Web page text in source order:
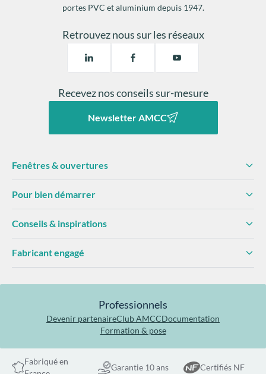
portes PVC et aluminium depuis 1947.
Retrouvez nous sur les réseaux
Recevez nos conseils sur-mesure
Newsletter AMCC
Fenêtres & ouvertures
Pour bien démarrer
Conseils & inspirations
Fabricant engagé
Professionnels
Devenir partenaireClub AMCCDocumentation
Formation & pose
Fabriqué en
Garantie 10 ans Certifiés NF